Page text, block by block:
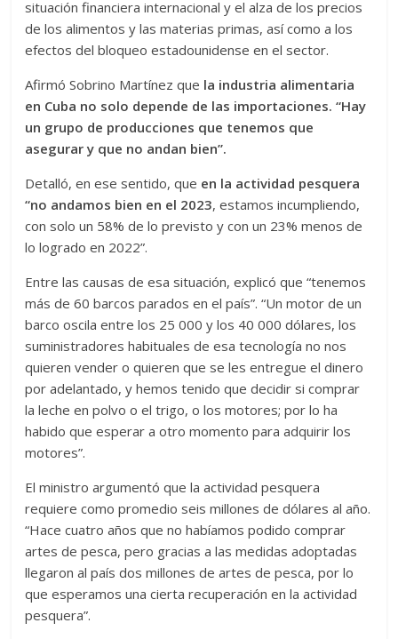
situación financiera internacional y el alza de los precios
de los alimentos y las materias primas, así como a los
efectos del bloqueo estadounidense en el sector.
Afirmó Sobrino Martínez que la industria alimentaria
en Cuba no solo depende de las importaciones. “Hay
un grupo de producciones que tenemos que
asegurar y que no andan bien”.
Detalló, en ese sentido, que en la actividad pesquera
“no andamos bien en el 2023, estamos incumpliendo,
con solo un 58% de lo previsto y con un 23% menos de
lo logrado en 2022”.
Entre las causas de esa situación, explicó que “tenemos
más de 60 barcos parados en el país”. “Un motor de un
barco oscila entre los 25 000 y los 40 000 dólares, los
suministradores habituales de esa tecnología no nos
quieren vender o quieren que se les entregue el dinero
por adelantado, y hemos tenido que decidir si comprar
la leche en polvo o el trigo, o los motores; por lo ha
habido que esperar a otro momento para adquirir los
motores”.
El ministro argumentó que la actividad pesquera
requiere como promedio seis millones de dólares al año.
“Hace cuatro años que no habíamos podido comprar
artes de pesca, pero gracias a las medidas adoptadas
llegaron al país dos millones de artes de pesca, por lo
que esperamos una cierta recuperación en la actividad
pesquera”.